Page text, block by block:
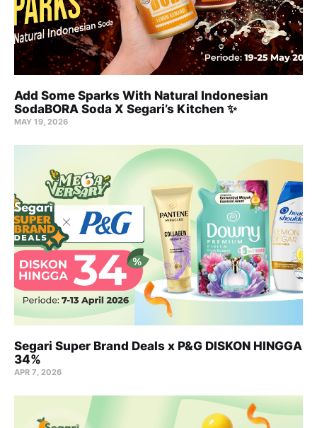
Add Some Sparks With Natural Indonesian
SodaBORA Soda X Segari’s Kitchen ✨
MAY 19, 2026
Segari Super Brand Deals x P&G DISKON HINGGA
34%
APR 7, 2026